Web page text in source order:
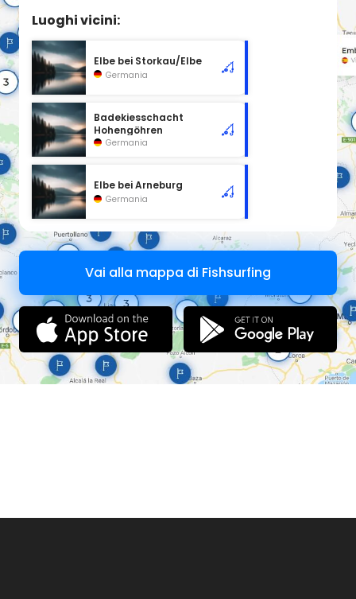
Luoghi vicini:
Elbe bei Storkau/Elbe
Germania
Badekiesschacht
Hohengöhren
Germania
Elbe bei Arneburg
Germania
Vai alla mappa di Fishsurfing